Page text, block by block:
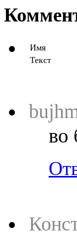
Имя
Текст
во